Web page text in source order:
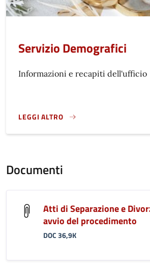
Servizio Demografici
Informazioni e recapiti dell'ufficio
LEGGI ALTRO
}
Documenti
Atti di Separazione e
avvio del procedimento
DOC 36,9K